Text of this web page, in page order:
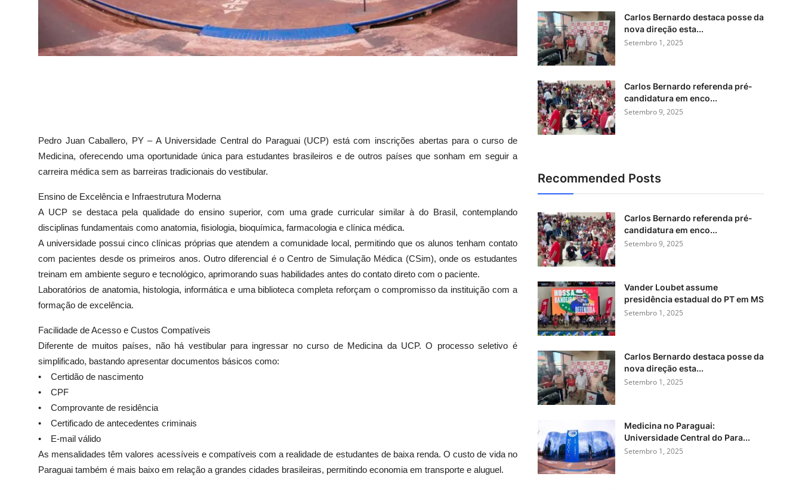
Pedro Juan Caballero, PY – A Universidade Central do Paraguai (UCP) está com inscrições abertas para o curso de
Medicina, oferecendo uma oportunidade única para estudantes brasileiros e de outros países que sonham em seguir a
carreira médica sem as barreiras tradicionais do vestibular.
Ensino de Excelência e Infraestrutura Moderna
A UCP se destaca pela qualidade do ensino superior, com uma grade curricular similar à do Brasil, contemplando
disciplinas fundamentais como anatomia, fisiologia, bioquímica, farmacologia e clínica médica.
A universidade possui cinco clínicas próprias que atendem a comunidade local, permitindo que os alunos tenham contato
com pacientes desde os primeiros anos. Outro diferencial é o Centro de Simulação Médica (CSim), onde os estudantes
treinam em ambiente seguro e tecnológico, aprimorando suas habilidades antes do contato direto com o paciente.
Laboratórios de anatomia, histologia, informática e uma biblioteca completa reforçam o compromisso da instituição com a
formação de excelência.
Facilidade de Acesso e Custos Compatíveis
Diferente de muitos países, não há vestibular para ingressar no curso de Medicina da UCP. O processo seletivo é
simplificado, bastando apresentar documentos básicos como:
• Certidão de nascimento
• CPF
• Comprovante de residência
• Certificado de antecedentes criminais
• E-mail válido
As mensalidades têm valores acessíveis e compatíveis com a realidade de estudantes de baixa renda. O custo de vida no
Paraguai também é mais baixo em relação a grandes cidades brasileiras, permitindo economia em transporte e aluguel.
Carlos Bernardo destaca posse da
nova direção esta...
Setembro 1, 2025
Carlos Bernardo referenda pré-
candidatura em enco...
Setembro 9, 2025
Recommended Posts
Carlos Bernardo referenda pré-
candidatura em enco...
Setembro 9, 2025
Vander Loubet assume
presidência estadual do PT em MS
Setembro 1, 2025
Carlos Bernardo destaca posse da
nova direção esta...
Setembro 1, 2025
Medicina no Paraguai:
Universidade Central do Para...
Setembro 1, 2025